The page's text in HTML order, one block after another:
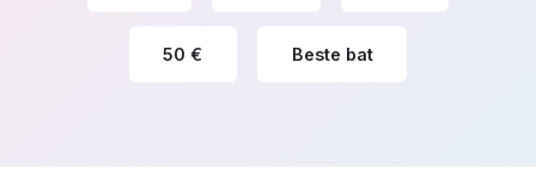
50 € Beste bat